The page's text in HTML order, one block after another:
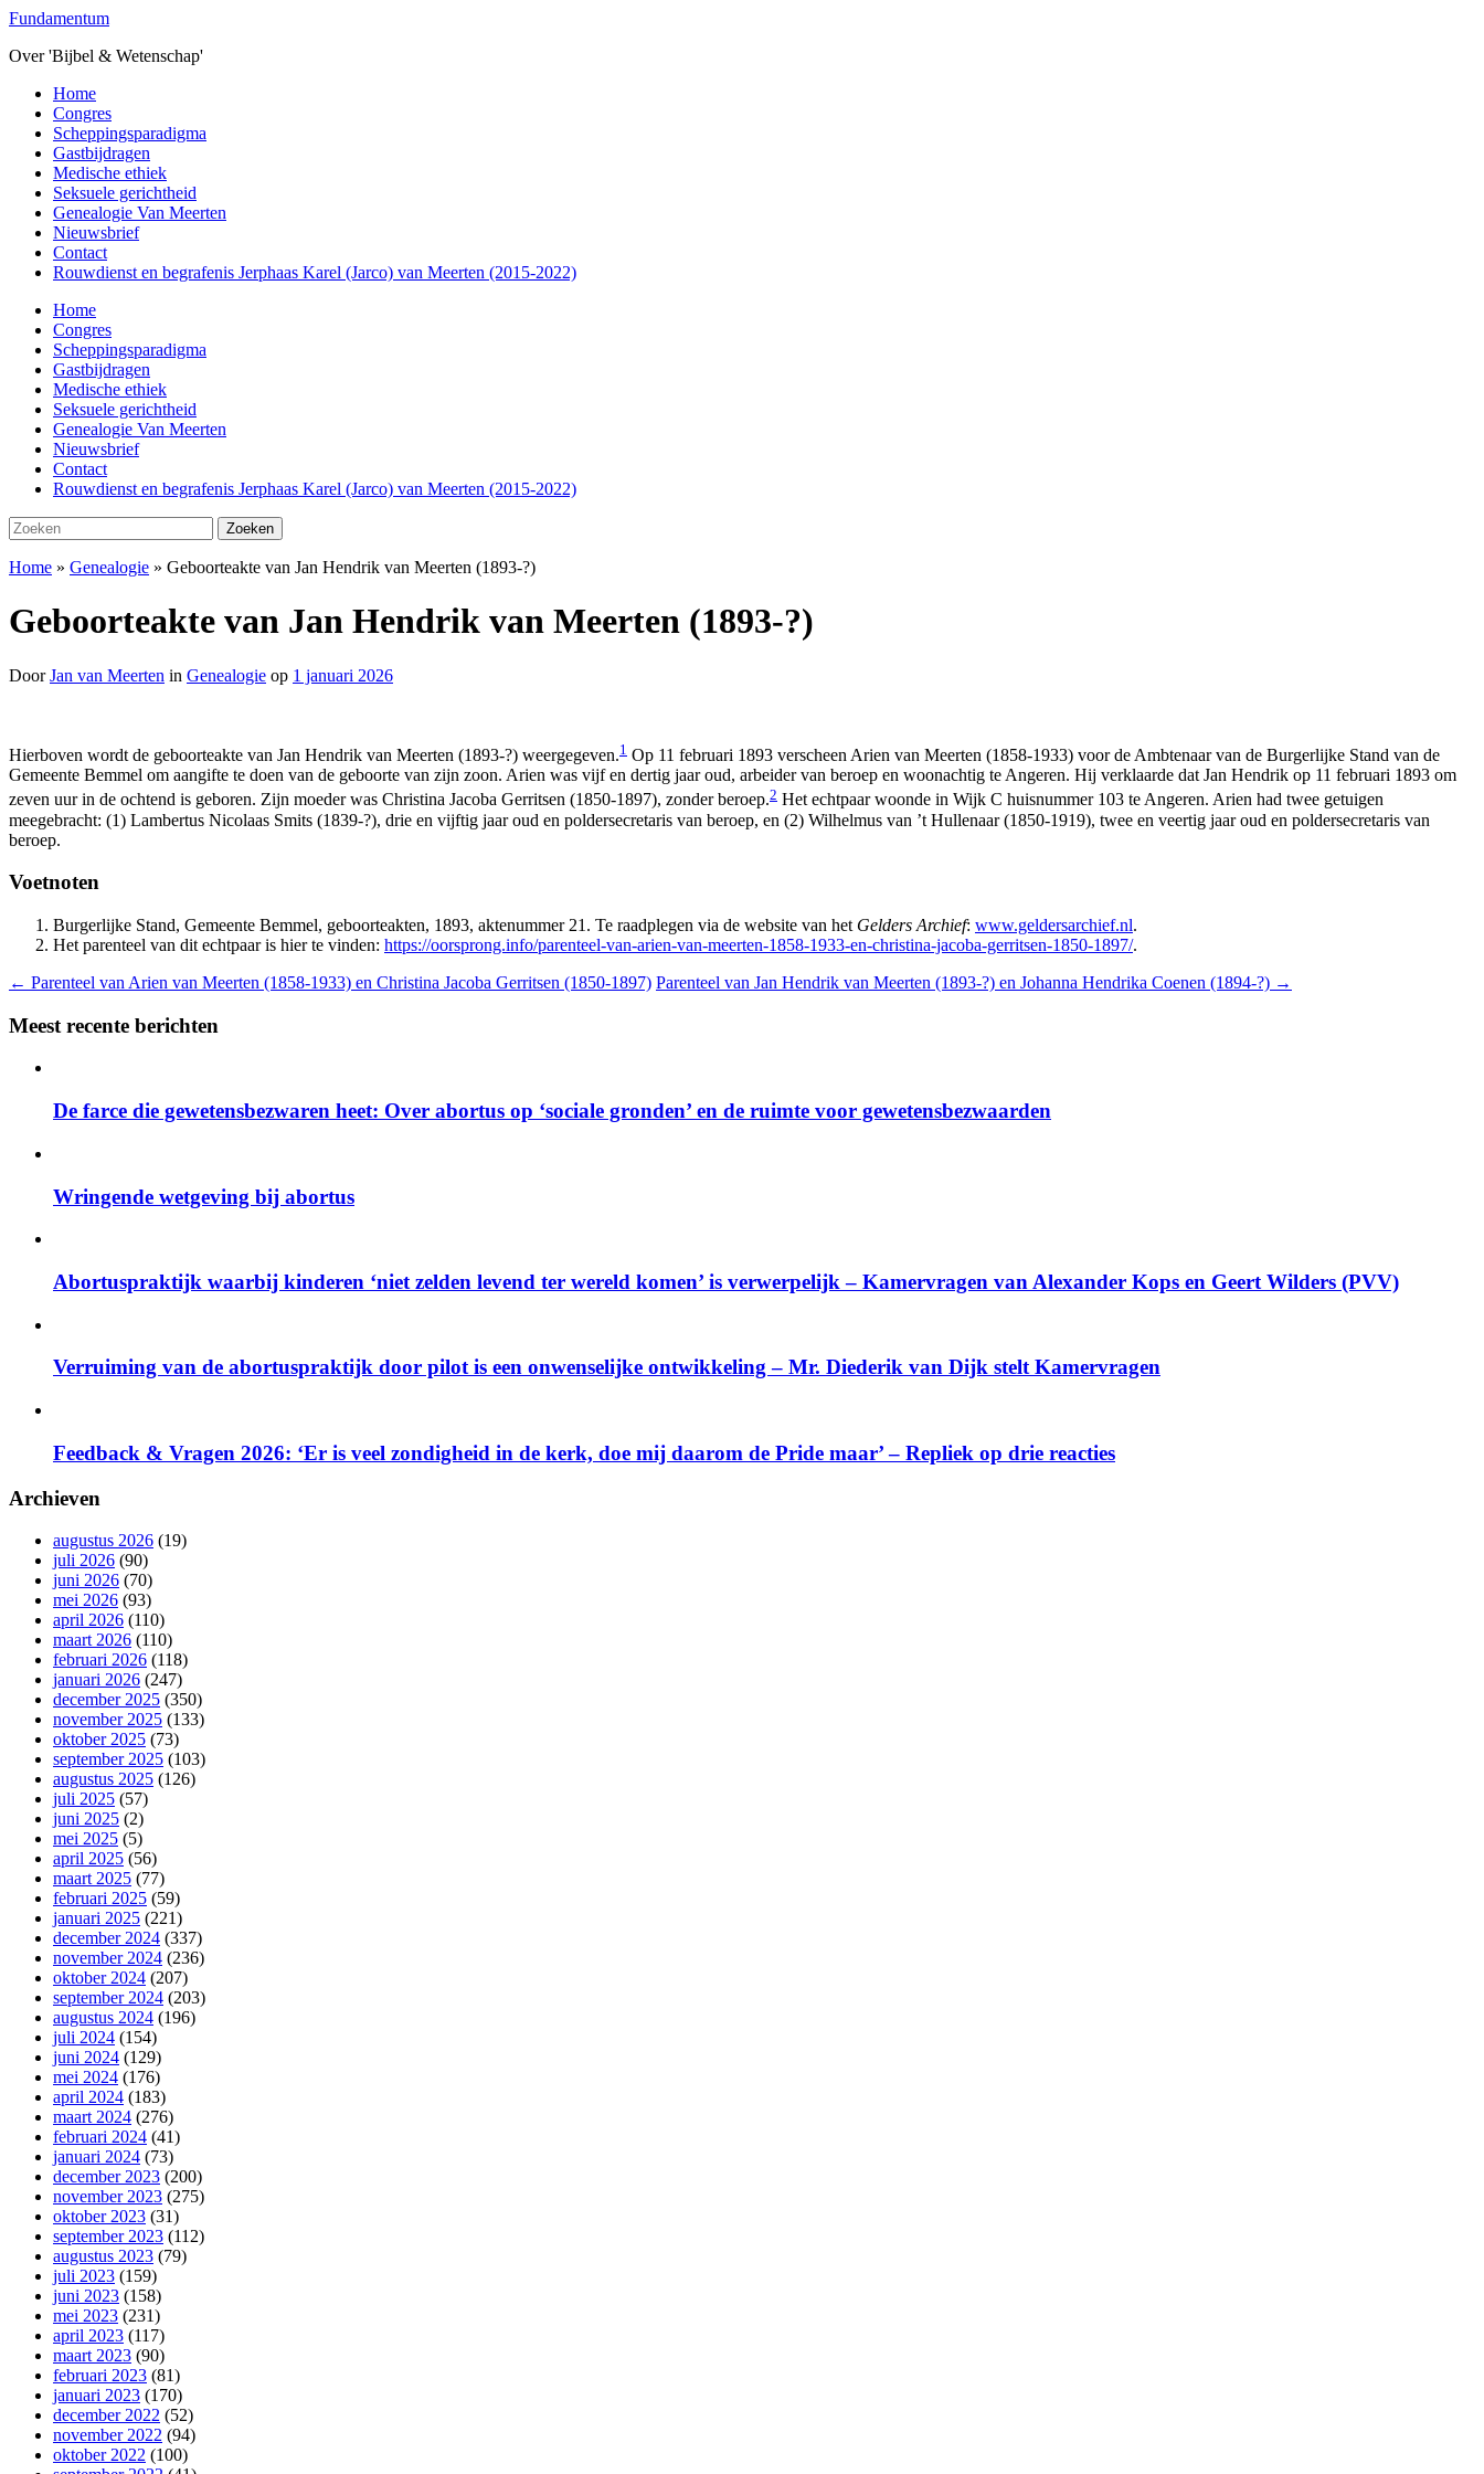
Overslaan
de
inhoud
Fundamentum
Over 'Bijbel & Wetenschap'
Toggle
mobiel
menu
Home
Congres
Scheppingsparadigma
Gastbijdragen
Medische ethiek
Seksuele gerichtheid
Genealogie Van Meerten
Nieuwsbrief
Contact
Rouwdienst en begrafenis Jerphaas Karel (Jarco) van Meerten (2015-2022)
Home
Congres
Scheppingsparadigma
Gastbijdragen
Medische ethiek
Seksuele gerichtheid
Genealogie Van Meerten
Nieuwsbrief
Contact
Rouwdienst en begrafenis Jerphaas Karel (Jarco) van Meerten (2015-2022)
Zoeken
naar:
Zoeken
Home » Genealogie » Geboorteakte van Jan Hendrik van Meerten (1893-?)
Geboorteakte van Jan Hendrik van Meerten (1893-?)
DoorJan van Meerten in Genealogie op 1 januari 2026
Hierboven wordt de geboorteakte van Jan Hendrik van Meerten (1893-?) weergegeven.1 Op 11 februari 1893 verscheen Arien van Meerten (1858-1933) voor de Ambtenaar van de Burgerlijke Stand van de
Gemeente Bemmel om aangifte te doen van de geboorte van zijn zoon. Arien was vijf en dertig jaar oud, arbeider van beroep en woonachtig te Angeren. Hij verklaarde dat Jan Hendrik op 11 februari 1893 om
zeven uur in de ochtend is geboren. Zijn moeder was Christina Jacoba Gerritsen (1850-1897), zonder beroep.2 Het echtpaar woonde in Wijk C huisnummer 103 te Angeren. Arien had twee getuigen
meegebracht: (1) Lambertus Nicolaas Smits (1839-?), drie en vijftig jaar oud en poldersecretaris van beroep, en (2) Wilhelmus van ’t Hullenaar (1850-1919), twee en veertig jaar oud en poldersecretaris van
beroep.
Voetnoten
Burgerlijke Stand, Gemeente Bemmel, geboorteakten, 1893, aktenummer 21. Te raadplegen via de website van het Gelders Archief: www.geldersarchief.nl.
Het parenteel van dit echtpaar is hier te vinden: https://oorsprong.info/parenteel-van-arien-van-meerten-1858-1933-en-christina-jacoba-gerritsen-1850-1897/.
← Parenteel van Arien van Meerten (1858-1933) en Christina Jacoba Gerritsen (1850-1897) Parenteel van Jan Hendrik van Meerten (1893-?) en Johanna Hendrika Coenen (1894-?) →
Meest recente berichten
De farce die gewetensbezwaren heet: Over abortus op ‘sociale gronden’ en de ruimte voor gewetensbezwaarden
Wringende wetgeving bij abortus
Abortuspraktijk waarbij kinderen ‘niet zelden levend ter wereld komen’ is verwerpelijk – Kamervragen van Alexander Kops en Geert Wilders (PVV)
Verruiming van de abortuspraktijk door pilot is een onwenselijke ontwikkeling – Mr. Diederik van Dijk stelt Kamervragen
Feedback & Vragen 2026: ‘Er is veel zondigheid in de kerk, doe mij daarom de Pride maar’ – Repliek op drie reacties
Archieven
augustus 2026 (19)
juli 2026 (90)
juni 2026 (70)
mei 2026 (93)
april 2026 (110)
maart 2026 (110)
februari 2026 (118)
januari 2026 (247)
december 2025 (350)
november 2025 (133)
oktober 2025 (73)
september 2025 (103)
augustus 2025 (126)
juli 2025 (57)
juni 2025 (2)
mei 2025 (5)
april 2025 (56)
maart 2025 (77)
februari 2025 (59)
januari 2025 (221)
december 2024 (337)
november 2024 (236)
oktober 2024 (207)
september 2024 (203)
augustus 2024 (196)
juli 2024 (154)
juni 2024 (129)
mei 2024 (176)
april 2024 (183)
maart 2024 (276)
februari 2024 (41)
januari 2024 (73)
december 2023 (200)
november 2023 (275)
oktober 2023 (31)
september 2023 (112)
augustus 2023 (79)
juli 2023 (159)
juni 2023 (158)
mei 2023 (231)
april 2023 (117)
maart 2023 (90)
februari 2023 (81)
januari 2023 (170)
december 2022 (52)
november 2022 (94)
oktober 2022 (100)